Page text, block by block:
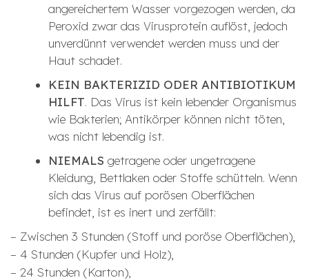
angereichertem Wasser vorgezogen werden, da
Peroxid zwar das Virusprotein auflöst, jedoch
unverdünnt verwendet werden muss und der
Haut schadet.
KEIN BAKTERIZID ODER ANTIBIOTIKUM
HILFT. Das Virus ist kein lebender Organismus
wie Bakterien; Antikörper können nicht töten,
was nicht lebendig ist.
NIEMALS getragene oder ungetragene
Kleidung, Bettlaken oder Stoffe schütteln. Wenn
sich das Virus auf porösen Oberflächen
befindet, ist es inert und zerfällt:
– Zwischen 3 Stunden (Stoff und poröse Oberflächen),
– 4 Stunden (Kupfer und Holz),
– 24 Stunden (Karton),